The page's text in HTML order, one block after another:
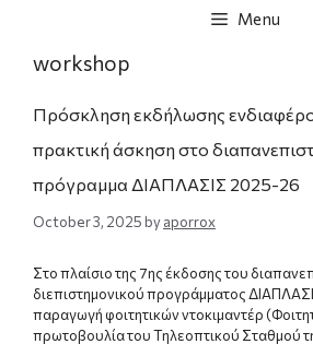
Menu
workshop
Πρόσκληση εκδήλωσης
πρακτική άσκηση στο
πρόγραμμα ΔΙΑΠΛΑΣΙΣ 2025-26
October 3, 2025byaporrox
Στο πλαίσιο της 7ης έκδοσης του
διεπιστημονικού προγράμματος
παραγωγή φοιτητικών ντοκιμαντέρ
πρωτοβουλία του Τηλεοπτικού Σταθμού